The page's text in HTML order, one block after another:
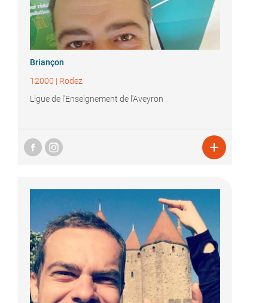
Briançon
12000 | Rodez
Ligue de l'Enseignement de l'Aveyron
